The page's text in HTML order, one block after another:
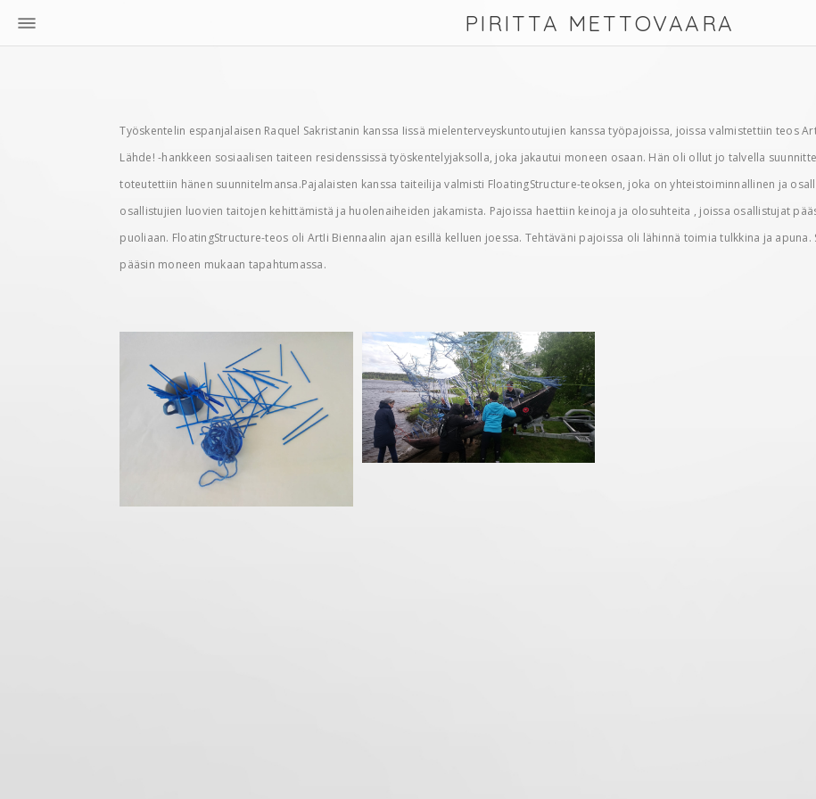
PIRITTA METTOVAARA
Työskentelin espanjalaisen Raquel Sakristanin kanssa Iissä mielenterveyskuntoutujien kanssa työpajoissa, joissa valmistettiin teos
Lähde! -hankkeen sosiaalisen taiteen residenssissä työskentelyjaksolla, joka jakautui moneen osaan. Hän oli ollut jo talvella
toteutettiin hänen suunnitelmansa.Pajalaisten kanssa taiteilija valmisti FloatingStructure-teoksen, joka on yhteistoiminnallinen ja
osallistujien luovien taitojen kehittämistä ja huolenaiheiden jakamista. Pajoissa haettiin keinoja ja olosuhteita , joissa osallistujat
puoliaan. FloatingStructure-teos oli ArtIi Biennaalin ajan esillä kelluen joessa. Tehtäväni pajoissa oli lähinnä toimia tulkkina ja
pääsin moneen mukaan tapahtumassa.